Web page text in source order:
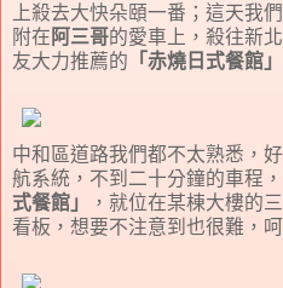
上殺去大快朵頤一番；這天我
附在 阿三哥的愛車上，殺往新
友大力推薦的 「赤燒日式餐館」
中和區道路我們都不太熟悉，
航系統，不到二十分鐘的車程
式餐館」
，就位在某棟大樓的
看板，想要不注意到也很難，